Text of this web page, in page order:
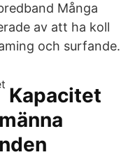
Många
av att ha koll
och surfande.
Kapacitet